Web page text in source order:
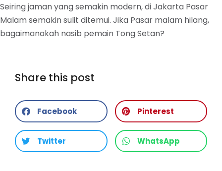
Seiring jaman yang semakin modern, di Jakarta Pasar
Malam semakin sulit ditemui. Jika Pasar malam hilang,
bagaimanakah nasib pemain Tong Setan?
Share this post
Facebook Pinterest
Twitter WhatsApp